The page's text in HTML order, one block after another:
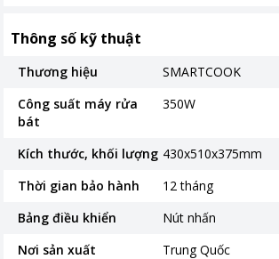
Thông số kỹ thuật
Thương hiệu
SMARTCOOK
Công suất máy rửa
bát
350W
Kích thước, khối lượng 430x510x375mm
Thời gian bảo hành
12 tháng
Bảng điều khiển
Nút nhấn
Nơi sản xuất
Trung Quốc